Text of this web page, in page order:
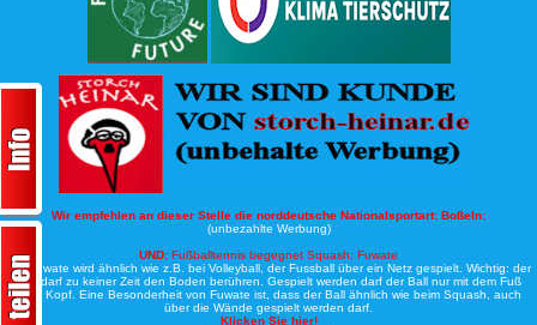
Wir empfehlen an dieser Stelle die norddeutsche Nationalsportart: Boßeln:
(unbezahlte Werbung)
UND: Fußballtennis begegnet Squash: Fuwate
Bei Fuwate wird ähnlich wie z.B. bei Volleyball, der Fussball über ein Netz gespielt. Wichtig: der
Ball darf zu keiner Zeit den Boden berühren. Gespielt werden darf der Ball nur mit dem Fuß
oder Kopf. Eine Besonderheit von Fuwate ist, dass der Ball ähnlich wie beim Squash, auch
über die Wände gespielt werden darf.
Klicken Sie hier!